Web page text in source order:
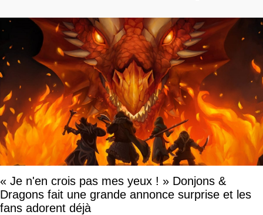
« Je n'en crois pas mes yeux ! » Donjons &
Dragons fait une grande annonce surprise et les
fans adorent déjà